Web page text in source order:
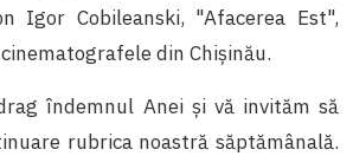
Igor Cobileanski, "Afacerea Est",
din Chișinău.
îndemnul Anei și vă invităm să
rubrica noastră săptămânală.